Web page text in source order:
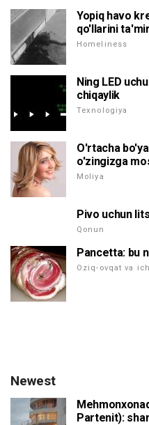
Yopiq havo
qo'llarini
Homeliness
Ning LED
chiqaylik
Texnologiya
O'rtacha
o'zingizga
Moliya
Pivo uchun
Qonun
Pancetta: bu
Oziq-ovqat va
Newest
Partenit):